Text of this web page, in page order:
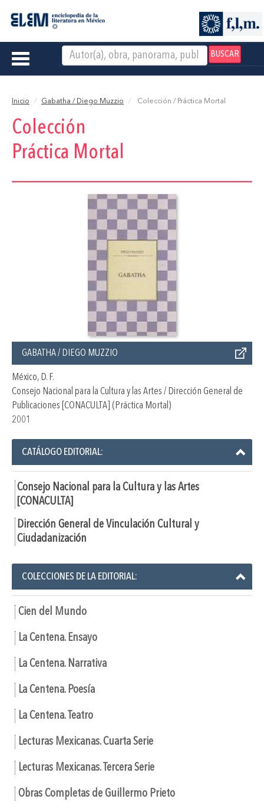
BUSCAR
Toggle
Inicio Gabatha / Diego Muzzio Colección / Práctica Mortal
Colección
Práctica Mortal
GABATHA / DIEGO MUZZIO
México, D. F.
Consejo Nacional para la Cultura y las Artes / Dirección General de
Publicaciones [CONACULTA] (Práctica Mortal)
2001
CATÁLOGO EDITORIAL:
Consejo Nacional para la Cultura y las Artes
[CONACULTA]
Dirección General de Vinculación Cultural y
Ciudadanización
COLECCIONES DE LA EDITORIAL:
Cien del Mundo
La Centena. Ensayo
La Centena. Narrativa
La Centena. Poesía
La Centena. Teatro
Lecturas Mexicanas. Cuarta Serie
Lecturas Mexicanas. Tercera Serie
Obras Completas de Guillermo Prieto